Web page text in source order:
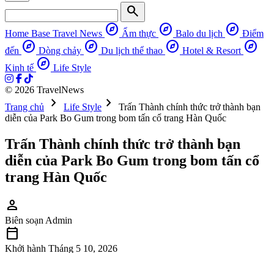
search
Home Base Travel News explore Ẩm thực explore Balo du lịch explore Điểm
đến explore Dòng chảy explore Du lịch thể thao explore Hotel & Resort explore
Kinh tế explore Life Style
© 2026 TravelNews
Trang chủ
chevron_right Life Style chevron_right
Trấn Thành chính thức trở thành bạn
diễn của Park Bo Gum trong bom tấn cổ trang Hàn Quốc
Trấn Thành chính thức trở thành bạn
diễn của Park Bo Gum trong bom tấn cổ
trang Hàn Quốc
person
Biên soạn Admin
calendar_today
Khởi hành Tháng 5 10, 2026